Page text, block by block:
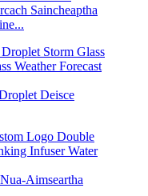
Saincheaptha
Deisce
Aimseartha